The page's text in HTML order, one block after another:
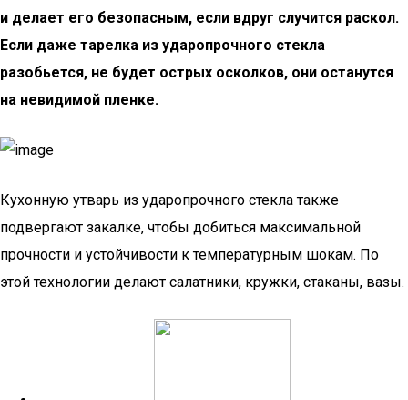
и делает его безопасным, если вдруг случится раскол.
Если даже тарелка из ударопрочного стекла
разобьется, не будет острых осколков, они останутся
на невидимой пленке.
Кухонную утварь из ударопрочного стекла также
подвергают закалке, чтобы добиться максимальной
прочности и устойчивости к температурным шокам. По
этой технологии делают салатники, кружки, стаканы, вазы.